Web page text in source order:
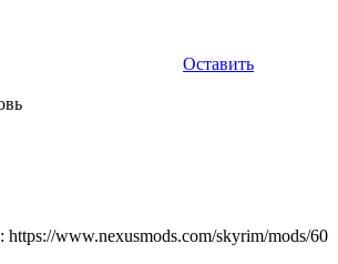
Оставить
www.nexusmods.com/skyrim/mods/60